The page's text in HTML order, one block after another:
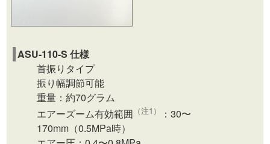
ASU-110-S 仕様
首振りタイプ
振り幅調節可能
重量：約70グラム
エアーズーム有効範囲 （注1）
：30〜
170mm（0.5MPa時）